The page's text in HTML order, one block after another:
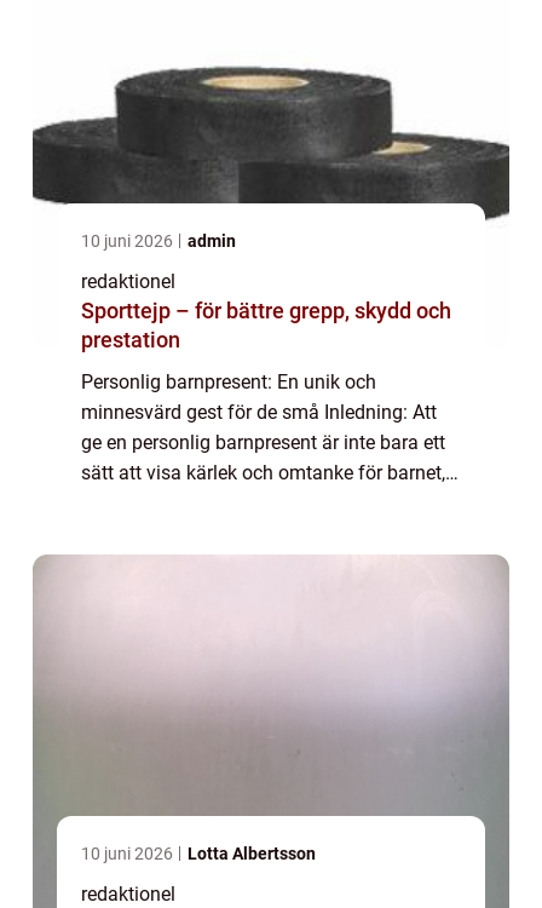
10 juni 2026 admin
redaktionel
Sporttejp – för bättre grepp, skydd och
prestation
Personlig barnpresent: En unik och
minnesvärd gest för de små Inledning: Att
ge en personlig barnpresent är inte bara ett
sätt att visa kärlek och omtanke för barnet,
10 juni 2026 Lotta Albertsson
redaktionel